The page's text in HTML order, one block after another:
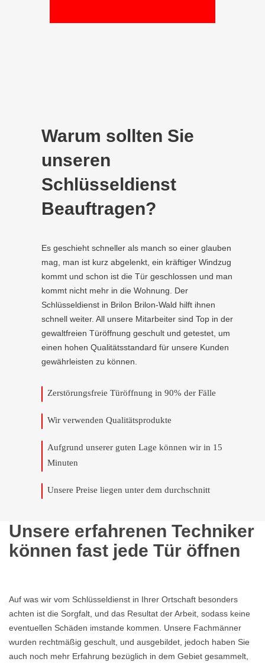
Warum sollten Sie
unseren
Schlüsseldienst
Beauftragen?
Es geschieht schneller als manch so einer glauben
mag, man ist kurz abgelenkt, ein kräftiger Windzug
kommt und schon ist die Tür geschlossen und man
kommt nicht mehr in die Wohnung. Der
Schlüsseldienst in Brilon Brilon-Wald hilft ihnen
schnell weiter. All unsere Mitarbeiter sind Top in der
gewaltfreien Türöffnung geschult und getestet, um
einen hohen Qualitätsstandard für unsere Kunden
gewährleisten zu können.
Zerstörungsfreie Türöffnung in 90% der Fälle
Wir verwenden Qualitätsprodukte
Aufgrund unserer guten Lage können wir in 15
Minuten
Unsere Preise liegen unter dem durchschnitt
Unsere erfahrenen Techniker
können fast jede Tür öffnen
Auf was wir vom Schlüsseldienst in Ihrer Ortschaft besonders
achten ist die Sorgfalt, und das Resultat der Arbeit, sodass keine
eventuellen Schäden imstande kommen. Unsere Fachmänner
wurden rechtmäßig geschult, und ausgebildet, jedoch haben Sie
auch noch mehr Erfahrung bezüglich in dem Gebiet gesammelt,